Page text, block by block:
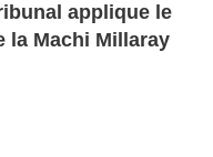
applique le
la Machi Millaray